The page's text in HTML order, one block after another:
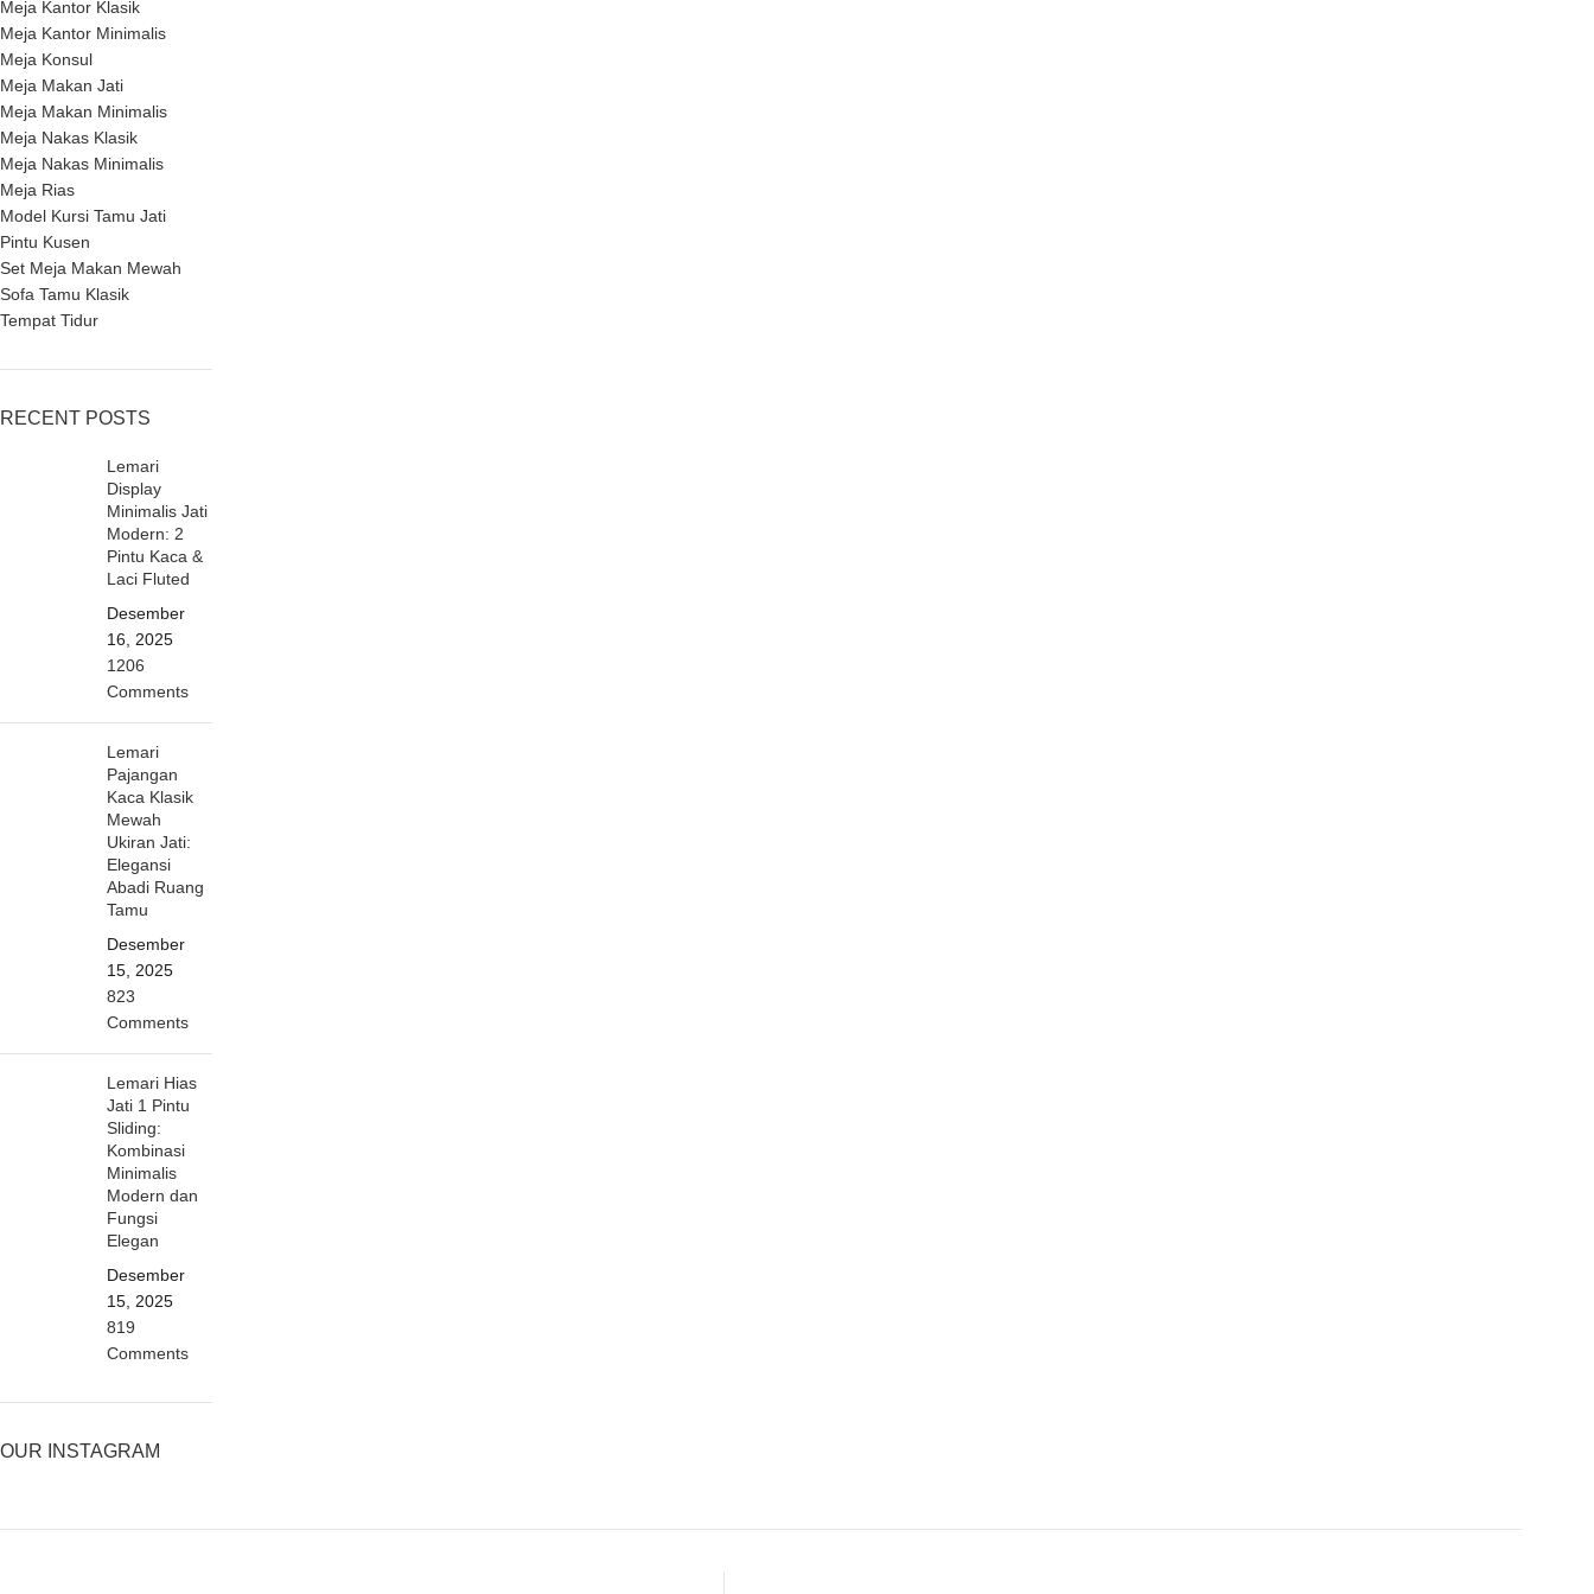
Meja Kantor Klasik
Meja Kantor Minimalis
Meja Konsul
Meja Makan Jati
Meja Makan Minimalis
Meja Nakas Klasik
Meja Nakas Minimalis
Meja Rias
Model Kursi Tamu Jati
Pintu Kusen
Set Meja Makan Mewah
Sofa Tamu Klasik
Tempat Tidur
RECENT POSTS
Lemari
Display
Minimalis Jati
Modern: 2
Pintu Kaca &
Laci Fluted
Desember
16, 2025
1206
Comments
Lemari
Pajangan
Kaca Klasik
Mewah
Ukiran Jati:
Elegansi
Abadi Ruang
Tamu
Desember
15, 2025
823
Comments
Lemari Hias
Jati 1 Pintu
Sliding:
Kombinasi
Minimalis
Modern dan
Fungsi
Elegan
Desember
15, 2025
819
Comments
OUR INSTAGRAM